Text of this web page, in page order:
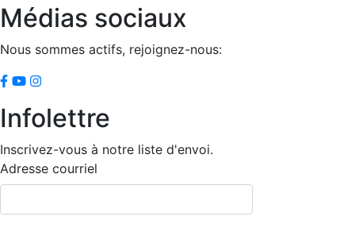
Médias sociaux
Nous sommes actifs, rejoignez-nous:
Infolettre
Inscrivez-vous à notre liste d'envoi.
Adresse courriel